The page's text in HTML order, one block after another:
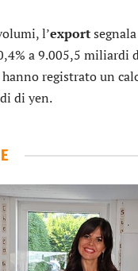
l’export
a 9.005,5 miliardi
hanno registrato un
di yen.